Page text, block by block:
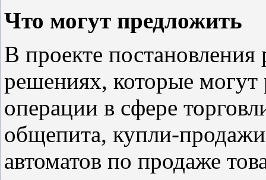
Что могут предложить
В проекте постановления
решениях, которые могут
операции в сфере
общепита, купли-
автоматов по продаже